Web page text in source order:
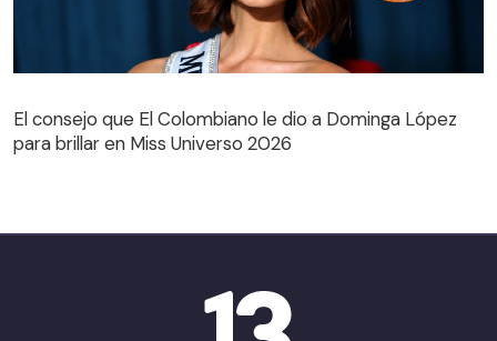
para brillar en Miss Universo 2026
El consejo que El Colombiano le dio a Dominga López
para brillar en Miss Universo 2026